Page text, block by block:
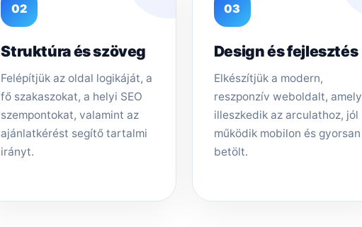
02
Struktúra és szöveg
Felépítjük az oldal logikáját, a
fő szakaszokat, a helyi SEO
szempontokat, valamint az
ajánlatkérést segítő tartalmi
irányt.
03
Design és fejlesztés
Elkészítjük a modern,
reszponzív weboldalt, amely
illeszkedik az arculathoz, jól
működik mobilon és gyorsan
betölt.